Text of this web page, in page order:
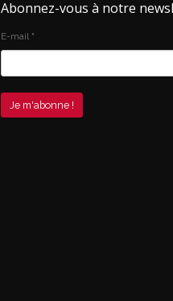
Abonnez-vous à notre
E-mail *